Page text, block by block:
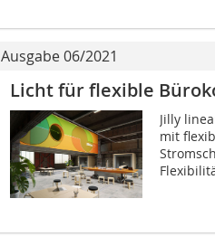
Ausgabe 06/2021
Licht für flexible
Jilly
mit